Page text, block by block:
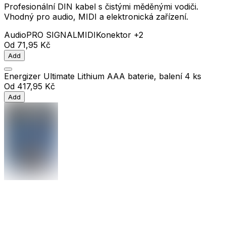
Profesionální DIN kabel s čistými měděnými vodiči.
Vhodný pro audio, MIDI a elektronická zařízení.
AudioPRO SIGNALMIDIKonektor +2
Od 71,95 Kč
Add
Energizer Ultimate Lithium AAA baterie, balení 4 ks
Od 417,95 Kč
Add